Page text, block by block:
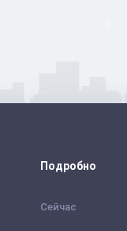
Подробно
Сейчас